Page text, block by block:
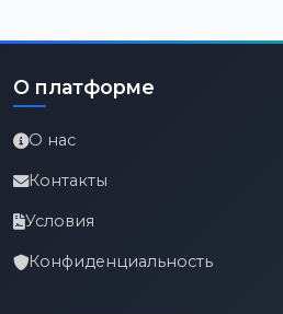
О платформе
О нас
Контакты
Условия
Конфиденциальность